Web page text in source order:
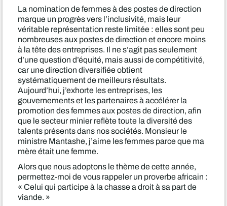
La nomination de femmes à des postes de direction
marque un progrès vers l’inclusivité, mais leur
véritable représentation reste limitée : elles sont peu
nombreuses aux postes de direction et encore moins
à la tête des entreprises. Il ne s’agit pas seulement
d’une question d’équité, mais aussi de compétitivité,
car une direction diversifiée obtient
systématiquement de meilleurs résultats.
Aujourd’hui, j’exhorte les entreprises, les
gouvernements et les partenaires à accélérer la
promotion des femmes aux postes de direction, afin
que le secteur minier reflète toute la diversité des
talents présents dans nos sociétés. Monsieur le
ministre Mantashe, j’aime les femmes parce que ma
mère était une femme.
Alors que nous adoptons le thème de cette année,
permettez-moi de vous rappeler un proverbe africain :
« Celui qui participe à la chasse a droit à sa part de
viande. »